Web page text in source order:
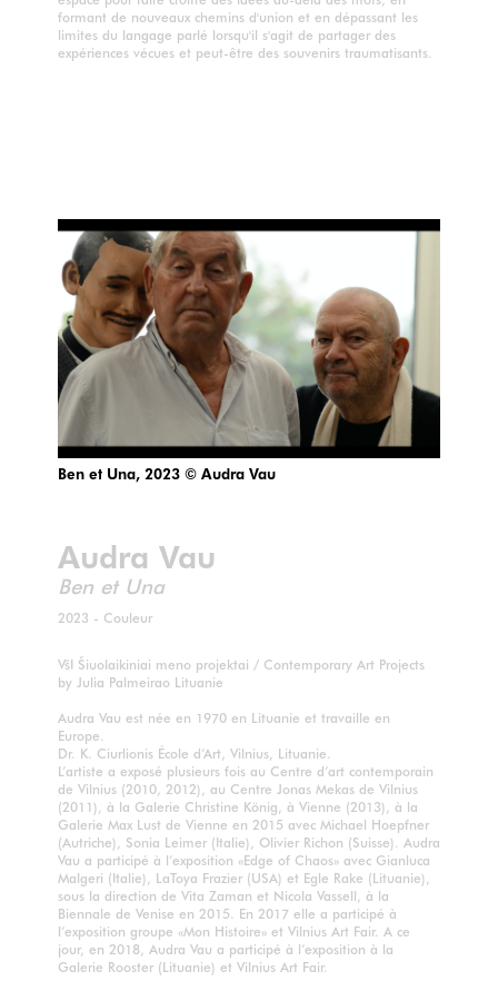
formant de nouveaux chemins d'union et en dépassant les
limites du langage parlé lorsqu'il s'agit de partager des
expériences vécues et peut-être des souvenirs traumatisants.
Ben et Una, 2023 © Audra Vau
Audra Vau
Ben et Una
2023 - Couleur
VšI Šiuolaikiniai meno projektai / Contemporary Art Projects
by Julia Palmeirao Lituanie
Audra Vau est née en 1970 en Lituanie et travaille en
Europe.
Dr. K. Ciurlionis École d’Art, Vilnius, Lituanie.
L’artiste a exposé plusieurs fois au Centre d’art contemporain
de Vilnius (2010, 2012), au Centre Jonas Mekas de Vilnius
(2011), à la Galerie Christine König, à Vienne (2013), à la
Galerie Max Lust de Vienne en 2015 avec Michael Hoepfner
(Autriche), Sonia Leimer (Italie), Olivier Richon (Suisse). Audra
Vau a participé à l’exposition «Edge of Chaos» avec Gianluca
Malgeri (Italie), LaToya Frazier (USA) et Egle Rake (Lituanie),
sous la direction de Vita Zaman et Nicola Vassell, à la
Biennale de Venise en 2015. En 2017 elle a participé à
l’exposition groupe «Mon Histoire» et Vilnius Art Fair. A ce
jour, en 2018, Audra Vau a participé à l’exposition à la
Galerie Rooster (Lituanie) et Vilnius Art Fair.